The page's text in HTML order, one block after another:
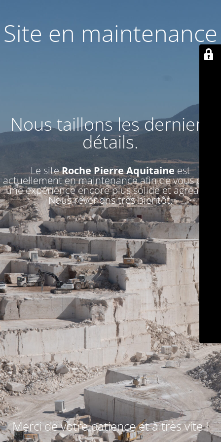
Site en maintenance
Nous taillons les derniers
détails.
Le siteRoche Pierre Aquitaine est
actuellement en maintenance afin de vous offrir
une expérience encore plus solide et agréable.
Nous revenons très bientôt.
Merci de votre patience et à très vite !